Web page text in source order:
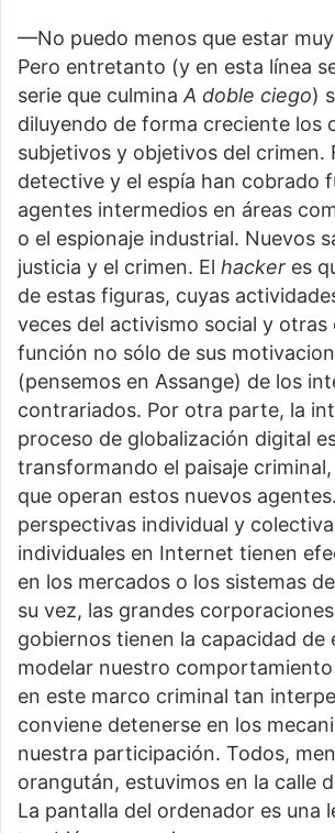
—No puedo menos que estar
Pero entretanto (y en esta línea
serie que culminaA doble ciego)
diluyendo de forma creciente los
subjetivos y objetivos del crimen.
detective y el espía han cobrado
agentes intermedios en áreas
o el espionaje industrial. Nuevos
justicia y el crimen. El hacker es
de estas figuras, cuyas
veces del activismo social y otras
función no sólo de sus
(pensemos en Assange) de los
contrariados. Por otra parte, la
proceso de globalización digital
transformando el paisaje
que operan estos nuevos
perspectivas individual y
individuales en Internet tienen
en los mercados o los sistemas
su vez, las grandes
gobiernos tienen la capacidad de
modelar nuestro
en este marco criminal tan
conviene detenerse en los
nuestra participación. Todos,
orangután, estuvimos en la calle
La pantalla del ordenador es una